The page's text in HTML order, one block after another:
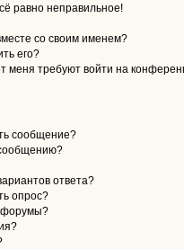
равно неправильное!
со своим именем?
его?
меня требуют войти на
сообщение?
ответа?
опрос?
форумы?